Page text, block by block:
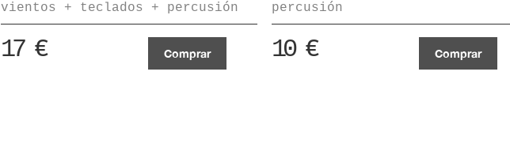
vientos + teclados + percusión
17 € Comprar
percusión
10 € Comprar